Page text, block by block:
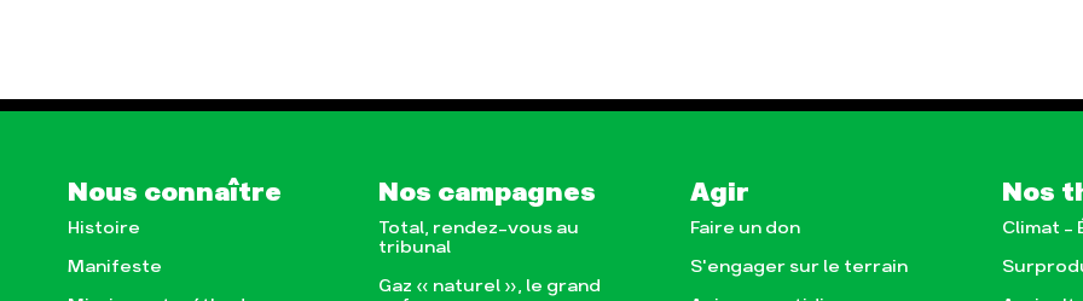
Nous connaître
Histoire
Manifeste
Nos campagnes
Total, rendez-vous au
tribunal
Gaz « naturel », le grand
Agir
Faire un don
S'engager sur le terrain
Nos
Climat –